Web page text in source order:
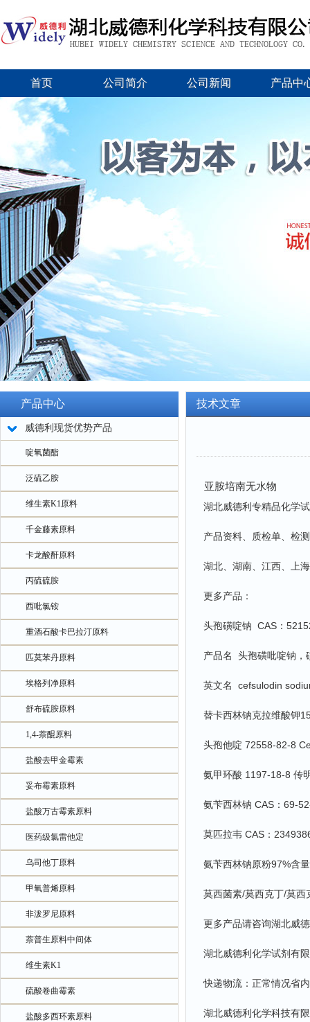
首页 公司简介 公司新闻 产品中
产品中心
威德利现货优势产品
啶氧菌酯
泛硫乙胺
维生素K1原料
千金藤素原料
卡龙酸酐原料
丙硫硫胺
西吡氯铵
重酒石酸卡巴拉汀原料
匹莫苯丹原料
埃格列净原料
舒布硫胺原料
1,4-萘醌原料
盐酸去甲金霉素
妥布霉素原料
盐酸万古霉素原料
医药级氯雷他定
乌司他丁原料
甲氧普烯原料
非泼罗尼原料
萘普生原料中间体
维生素K1
硫酸卷曲霉素
盐酸多西环素原料
技术文章
亚胺培南无水物
湖北威德利专精品化学
产品资料、质检单、检
湖北、湖南、江西、上
更多产品：
头孢磺啶钠 CAS：
产品名 头孢磺吡啶钠，
英文名 cefsulodin
替卡西林钠克拉维酸钾
头孢他啶 72558-82-8
氨甲环酸 1197-18-8 传
氨苄西林钠 CAS：69-
莫匹拉韦 CAS：
氨苄西林钠原粉97%含
莫西菌素/莫西克丁/莫
更多产品请咨询湖北威
湖北威德利化学试剂有
快递物流：正常情况省
湖北威德利化学科技有